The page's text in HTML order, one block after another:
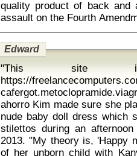
quality product of back
Edward
"This site
https://
ahorro Kim made sure she played up her famous curves in a belted,
nude baby doll dress which
stilettos during an
2013. "My theory is, 'Happy
of her unborn child with